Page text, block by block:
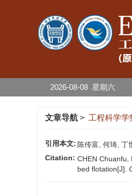
2026-08-08星期六
文章导航 > 工程科学学
引用本文: 陈传富, 何琦, 丁
Citation: CHEN Chuanfu,
bed flotation[J].